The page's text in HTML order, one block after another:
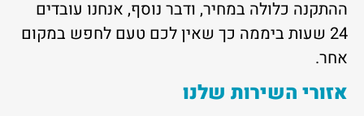
ההתקנה כלולה במחיר, ודבר נוסף, אנחנו עובדים
24 שעות ביממה כך שאין לכם טעם לחפש במקום
אחר.
אזורי השירות שלנו